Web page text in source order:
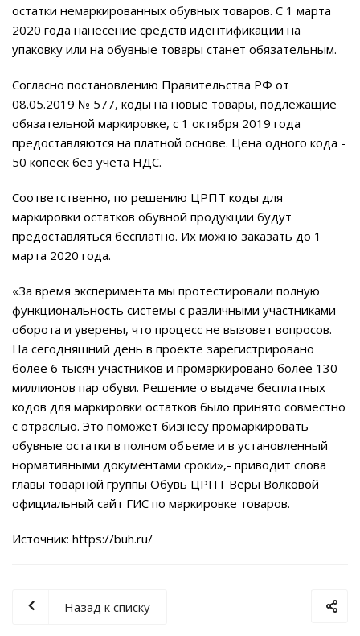
остатки немаркированных обувных товаров. С 1 марта
2020 года нанесение средств идентификации на
упаковку или на обувные товары станет обязательным.
Согласно постановлению Правительства РФ от
08.05.2019 № 577, коды на новые товары, подлежащие
обязательной маркировке, с 1 октября 2019 года
предоставляются на платной основе. Цена одного кода -
50 копеек без учета НДС.
Соответственно, по решению ЦРПТ коды для
маркировки остатков обувной продукции будут
предоставляться бесплатно. Их можно заказать до 1
марта 2020 года.
«За время эксперимента мы протестировали полную
функциональность системы с различными участниками
оборота и уверены, что процесс не вызовет вопросов.
На сегодняшний день в проекте зарегистрировано
более 6 тысяч участников и промаркировано более 130
миллионов пар обуви. Решение о выдаче бесплатных
кодов для маркировки остатков было принято совместно
с отраслью. Это поможет бизнесу промаркировать
обувные остатки в полном объеме и в установленный
нормативными документами сроки»,- приводит слова
главы товарной группы Обувь ЦРПТ Веры Волковой
официальный сайт ГИС по маркировке товаров.
Источник: https://buh.ru/
Назад к списку